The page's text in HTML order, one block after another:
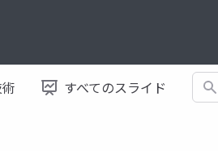
すべてのスライド 検索